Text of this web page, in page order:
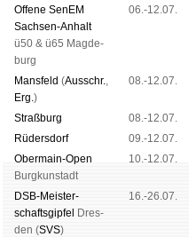
Offene SenEM
Sach­sen-An­halt
ü50 & ü65 Mag­de­
burg
06.-12.07.
Mans­feld (Aus­schr.,
Erg.)
08.-12.07.
Straß­burg
08.-12.07.
Rüders­dorf
09.-12.07.
Ober­main-Open
Burg­kun­stadt
10.-12.07.
DSB-Meister­
schafts­gipfel
Dres­
den (SVS)
16.-26.07.